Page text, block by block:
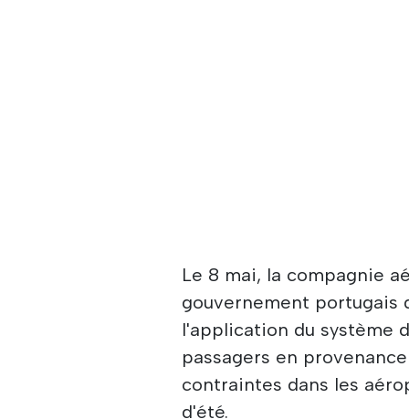
Le 8 mai, la compagnie
gouvernement portugais
l'application du système
passagers en
contraintes dans les
d'été.